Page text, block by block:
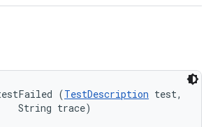
(TestDescription test,
String trace)